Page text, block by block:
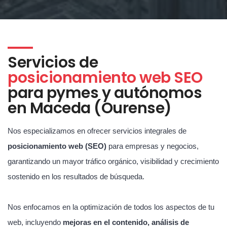
Servicios de
posicionamiento web SEO
para pymes y autónomos
en Maceda (Ourense)
Nos especializamos en ofrecer servicios integrales de
posicionamiento web (SEO) para empresas y negocios,
garantizando un mayor tráfico orgánico, visibilidad y crecimiento
sostenido en los resultados de búsqueda.
Nos enfocamos en la optimización de todos los aspectos de tu
web, incluyendo mejoras en el contenido, análisis de